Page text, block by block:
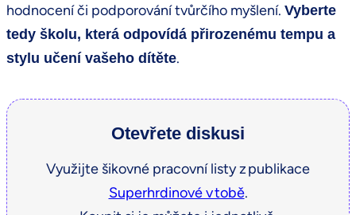
hodnocení či podporování tvůrčího myšlení. Vyberte
tedy školu, která odpovídá přirozenému tempu a
stylu učení vašeho dítěte.
Otevřete diskusi
Využijte šikovné pracovní listy z publikace
Superhrdinové v tobě.